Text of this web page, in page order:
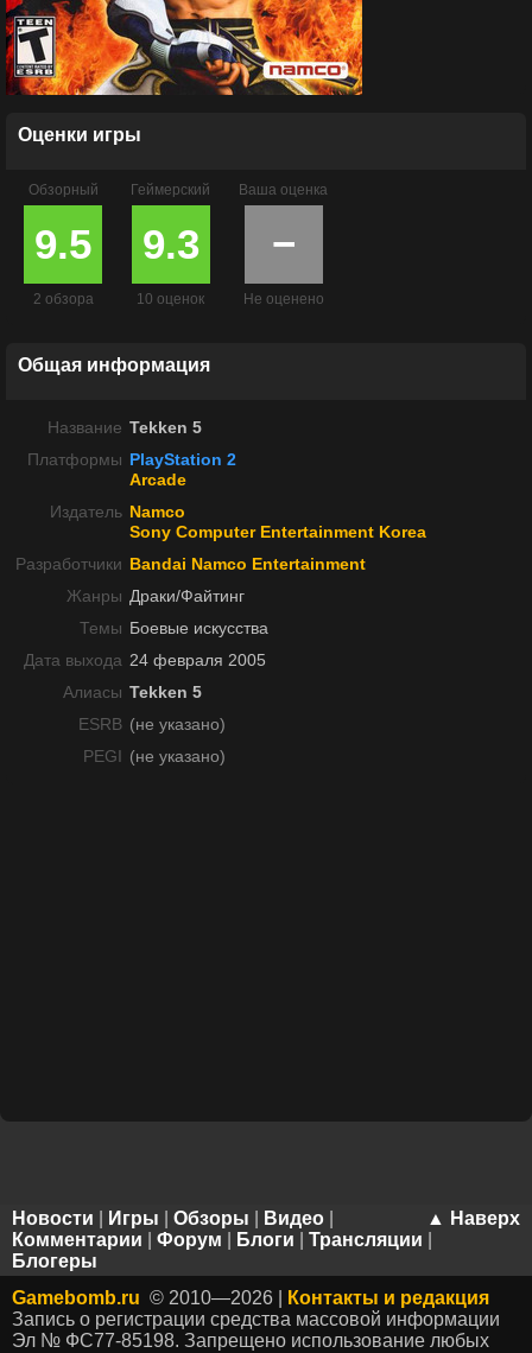
Оценки игры
Обзорный
9.5
2 обзора
Геймерский
9.3
10 оценок
Ваша оценка
−
Не оценено
Общая информация
Название Tekken 5
Платформы PlayStation 2
Arcade
Издатель Namco
Sony Computer Entertainment Korea
Разработчики Bandai Namco Entertainment
Жанры Драки/Файтинг
Темы Боевые искусства
Дата выхода 24 февраля 2005
Алиасы Tekken 5
ESRB (не указано)
PEGI (не указано)
▲ Наверх
Новости Игры Обзоры Видео
Комментарии
Форум Блоги Трансляции
Блогеры
Gamebomb.ru © 2010—2026 |
Контакты и редакция
Запись о регистрации средства массовой информации
Эл № ФС77-85198. Запрещено использование любых